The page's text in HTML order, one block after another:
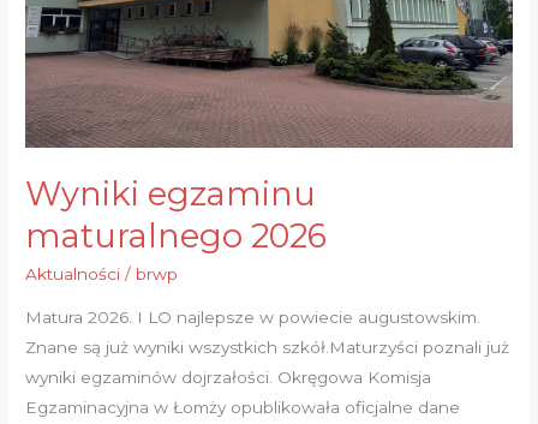
Wyniki egzaminu
maturalnego 2026
Aktualności / brwp
Matura 2026. I LO najlepsze w powiecie augustowskim.
Znane są już wyniki wszystkich szkół.Maturzyści poznali już
wyniki egzaminów dojrzałości. Okręgowa Komisja
Egzaminacyjna w Łomży opublikowała oficjalne dane